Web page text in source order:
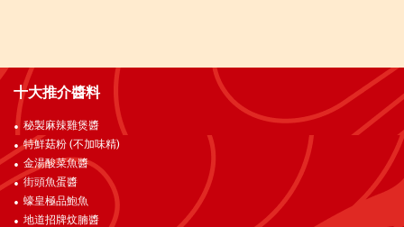
十大推介醬料
秘製麻辣雞煲醬
特鮮菇粉 (不加味精)
金湯酸菜魚醬
街頭魚蛋醬
蠔皇極品鮑魚
地道招牌炆腩醬